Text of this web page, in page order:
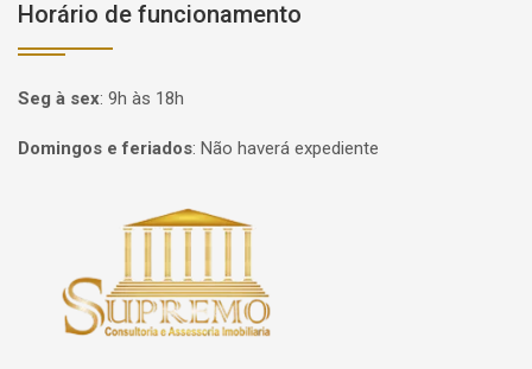
Horário de funcionamento
Seg à sex: 9h às 18h
Domingos e feriados: Não haverá expediente
Página inicial